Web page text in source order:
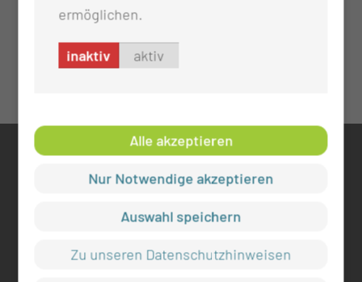
info@mul-ct.de
ermöglichen.
inaktiv aktiv
Alle akzeptieren
Nur Notwendige akzeptieren
Auswahl speichern
Zu unseren Datenschutzhinweisen